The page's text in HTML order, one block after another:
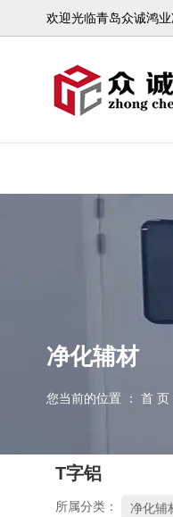
欢迎光临青岛众诚鸿
净化辅材
您当前的位置 ： 首 页
T字铝
所属分类： 净化辅